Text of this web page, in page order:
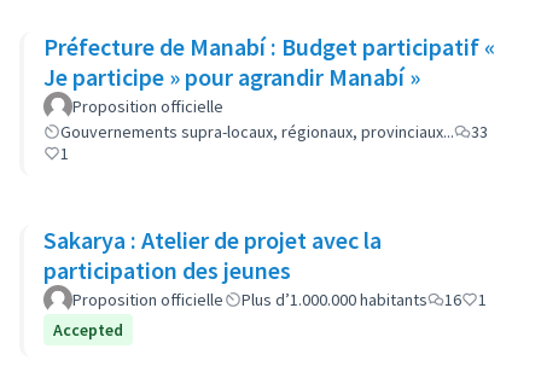
Préfecture de Manabí : Budget participatif «
Je participe » pour agrandir Manabí »
Proposition officielle
Gouvernements supra-locaux, régionaux, provinciaux...
33
1
Sakarya : Atelier de projet avec la
participation des jeunes
Proposition officielle Plus d’1.000.000 habitants 16
1
Accepted